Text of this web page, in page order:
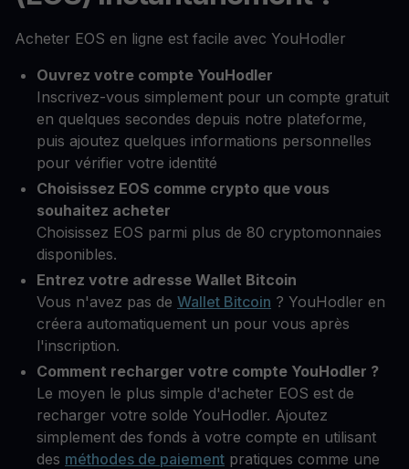
Acheter EOS en ligne est facile avec YouHodler
Ouvrez votre compte YouHodler
Inscrivez-vous simplement pour un compte gratuit
en quelques secondes depuis notre plateforme,
puis ajoutez quelques informations personnelles
pour vérifier votre identité
Choisissez EOS comme crypto que vous
souhaitez acheter
Choisissez EOS parmi plus de 80 cryptomonnaies
disponibles.
Entrez votre adresse Wallet Bitcoin
Vous n'avez pas de Wallet Bitcoin ? YouHodler en
créera automatiquement un pour vous après
l'inscription.
Comment recharger votre compte YouHodler ?
Le moyen le plus simple d'acheter EOS est de
recharger votre solde YouHodler. Ajoutez
simplement des fonds à votre compte en utilisant
des méthodes de paiement pratiques comme une